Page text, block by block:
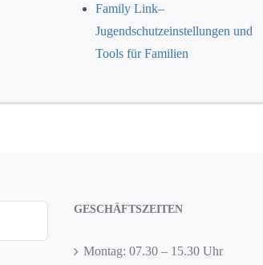
Family Link–
Jugendschutzeinstellungen und
Tools für Familien
GESCHÄFTSZEITEN
Montag: 07.30 – 15.30 Uhr